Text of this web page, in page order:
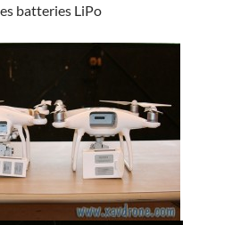
batteries LiPo